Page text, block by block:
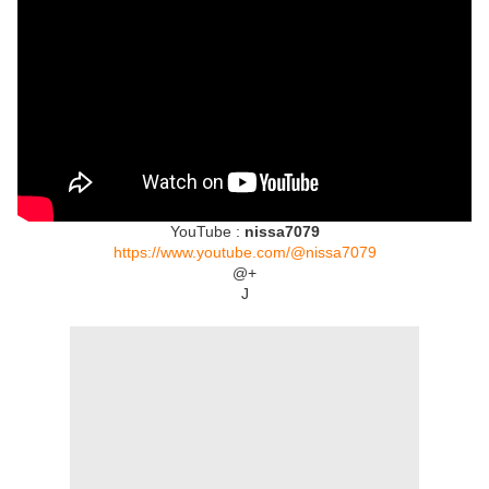
YouTube : nissa7079
https://www.youtube.com/@nissa7079
@+
J